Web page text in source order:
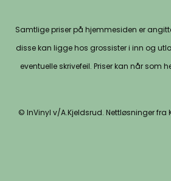
Samtlige priser på hjemmesiden er
disse kan ligge hos grossister i inn og
eventuelle skrivefeil. Priser kan når som
© InVinyl v/A.Kjeldsrud. Nettløsninger fra